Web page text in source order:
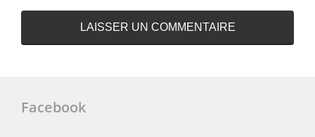
Facebook